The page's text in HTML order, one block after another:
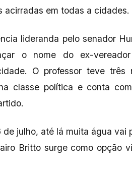
acirradas em todas a cidades.
lideranda pelo senador
o nome do ex-
O professor teve três
classe política e conta
julho, até lá muita água vai
Britto surge como opção